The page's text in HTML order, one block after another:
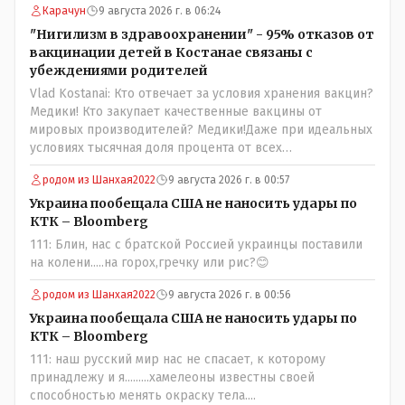
НЕОДНОКРАТНО, указывал и многократно на недостатки
Назарбая и предлагал ему самому ДОБРОВОЛЬНО уйти с
поста Президента.
Карачун 9 августа 2026 г. в 06:24
"Нигилизм в здравоохранении" - 95% отказов от
вакцинации детей в Костанае связаны с
убеждениями родителей
Vlad Kostanai: Кто отвечает за условия хранения вакцин?
Медики! Кто закупает качественные вакцины от
мировых производителей? Медики!Даже при идеальных
условиях тысячная доля процента от всех
вакцинированных может иметь плохие последствия от
прививки. Бумага нужна как защита от дол.....бов не
дружащих с школьными курсами предметов, в
частности биологии и математики. Vlad Kostanai: Поэтому
люди и отказываются и я в том числе своих не
прививал.Лично я вам и тем другим людям благодарен.
Добровольные действия направленные на сокращение
частотности появления в популяции соответствующих
комбинаций генов заслуживают благодарности. Мы и
без того основательно загубили нормальный
естественный отбор.
родом из Шанхая2022 9 августа 2026 г. в 00:57
Украина пообещала США не наносить удары по
КТК – Bloomberg
111: Блин, нас с братской Россией украинцы поставили
на колени.....на горох,гречку или рис?😊
родом из Шанхая2022 9 августа 2026 г. в 00:56
Украина пообещала США не наносить удары по
КТК – Bloomberg
111: наш русский мир нас не спасает, к которому
принадлежу и я.........хамелеоны известны своей
способностью менять окраску тела....